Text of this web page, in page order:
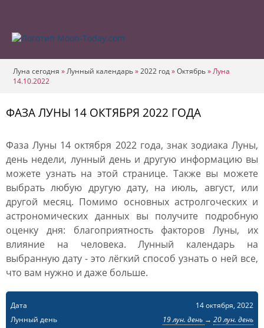
Луна сегодня »Лунный календарь»2022 год»Октябрь»Луна
14.10.2022
ФАЗА ЛУНЫ 14 ОКТЯБРЯ 2022 ГОДА
Фаза Луны 14 октября 2022 года, знак зодиака Луны,
день недели, лунный день и другую информацию вы
можете узнать на этой странице. Также вы можете
выбрать любую другую дату, на июль, август, или
другой месяц. Помимо основных астролгоческих и
астрономических данных вы получите подробную
оценку дня: благоприятность факторов Луны, их
влияние на человека. Лунный календарь на
выбранную дату - это лёгкий способ узнать о ней все,
что вам нужно и даже больше.
Дата
14 октября, 2022
Лунный день
19 лун. день → 20 лун. день